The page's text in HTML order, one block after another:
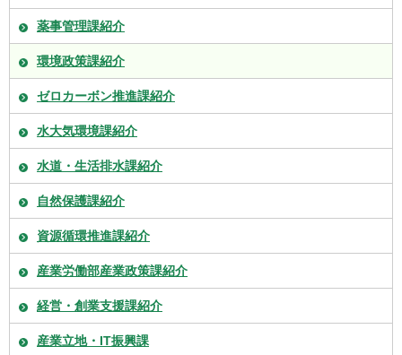
薬事管理課紹介
環境政策課紹介
ゼロカーボン推進課紹介
水大気環境課紹介
水道・生活排水課紹介
自然保護課紹介
資源循環推進課紹介
産業労働部産業政策課紹介
経営・創業支援課紹介
産業立地・IT振興課